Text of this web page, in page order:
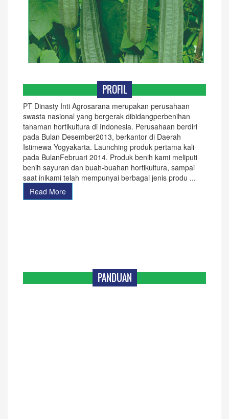
PROFIL
PT Dinasty Inti Agrosarana merupakan perusahaan
swasta nasional yang bergerak dibidangperbenihan
tanaman hortikultura di Indonesia. Perusahaan berdiri
pada Bulan Desember2013, berkantor di Daerah
Istimewa Yogyakarta. Launching produk pertama kali
pada BulanFebruari 2014. Produk benih kami meliputi
benih sayuran dan buah-buahan hortikultura, sampai
saat inikami telah mempunyai berbagai jenis produ ...
Read More
PANDUAN